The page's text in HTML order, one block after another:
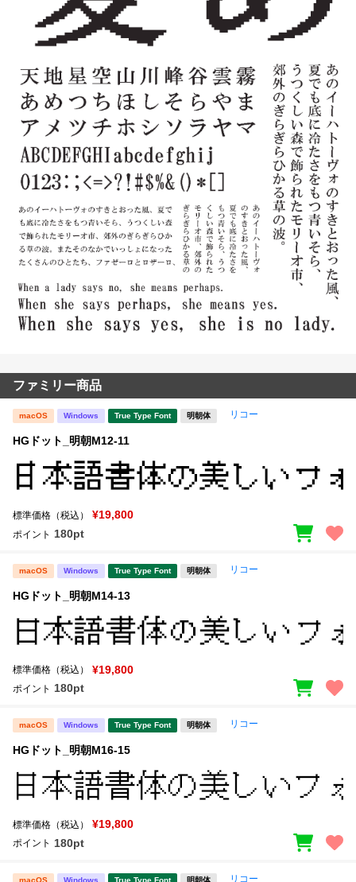
ファミリー商品
macOS Windows True Type Font 明朝体 リコー
HGドット_明朝M12-11
標準価格（税込） ¥19,800
ポイント 180pt
macOS Windows True Type Font 明朝体 リコー
HGドット_明朝M14-13
標準価格（税込） ¥19,800
ポイント 180pt
macOS Windows True Type Font 明朝体 リコー
HGドット_明朝M16-15
標準価格（税込） ¥19,800
ポイント 180pt
macOS Windows True Type Font 明朝体 リコー